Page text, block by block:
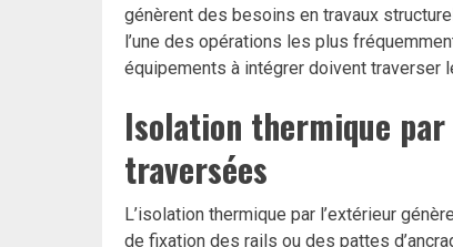
génèrent des besoins en travaux
l’une des opérations les plus
équipements à intégrer doivent traverser
Isolation thermique
traversées
L’isolation thermique par l’extérieur
de fixation des rails ou des pattes